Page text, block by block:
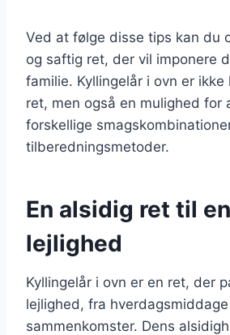
Ved at følge disse tips kan du
og saftig ret, der vil imponere
familie. Kyllingelår i ovn er ikke
ret, men også en mulighed for
forskellige
tilberedningsmetoder.
En alsidig ret til
lejlighed
Kyllingelår i ovn er en ret, der
lejlighed, fra
sammenkomster. Dens